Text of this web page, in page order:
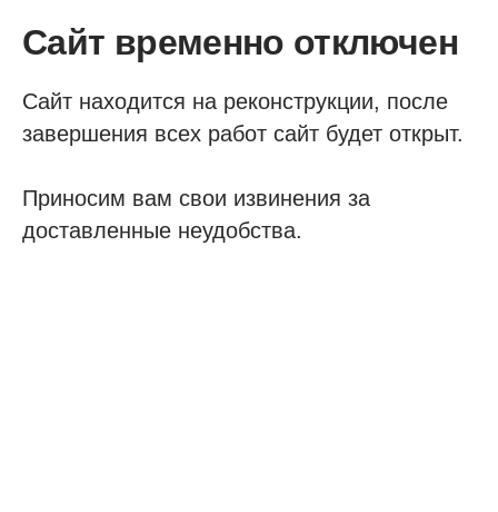
Сайт временно отключен
Сайт находится на реконструкции, после
завершения всех работ сайт будет открыт.
Приносим вам свои извинения за
доставленные неудобства.